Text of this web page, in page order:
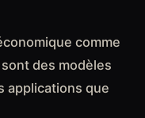
comme
des modèles
applications que